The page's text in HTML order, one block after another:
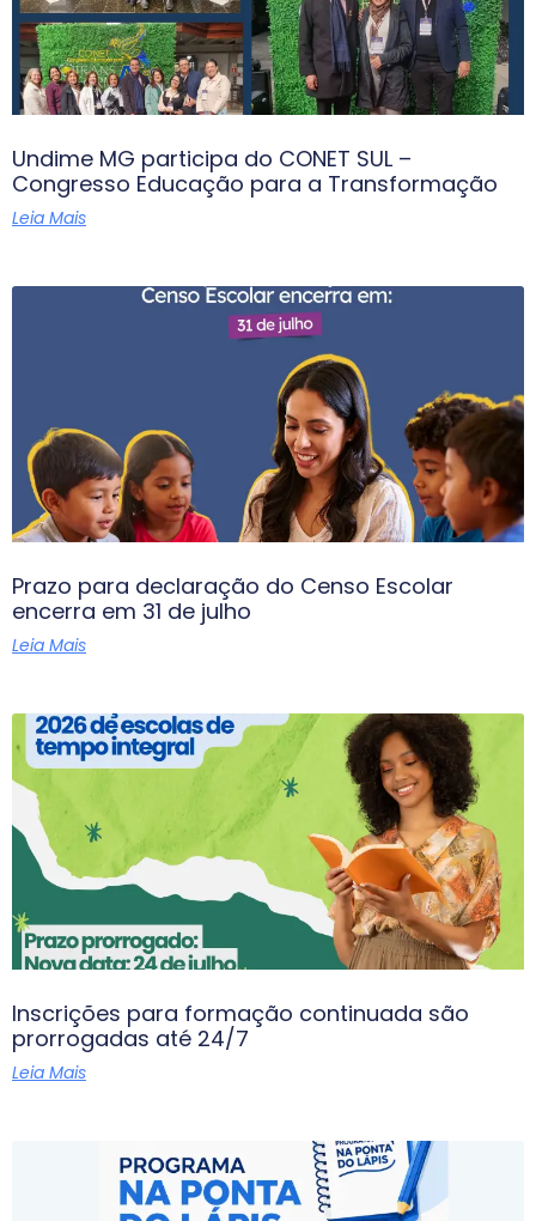
Undime MG participa do CONET SUL –
Congresso Educação para a Transformação
Leia Mais
Prazo para declaração do Censo Escolar
encerra em 31 de julho
Leia Mais
Inscrições para formação continuada são
prorrogadas até 24/7
Leia Mais